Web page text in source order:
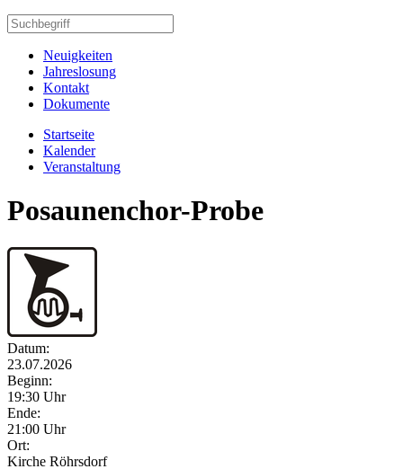
Neuigkeiten
Jahreslosung
Kontakt
Dokumente
Startseite
Kalender
Veranstaltung
Posaunenchor-Probe
Datum:
23.07.2026
Beginn:
19:30 Uhr
Ende:
21:00 Uhr
Ort:
Kirche Röhrsdorf